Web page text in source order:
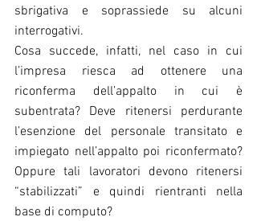
sbrigativa e soprassiede su alcuni
interrogativi.
Cosa succede, infatti, nel caso in cui
l’impresa riesca ad ottenere una
riconferma dell’appalto in cui è
subentrata? Deve ritenersi perdurante
l’esenzione del personale transitato e
impiegato nell’appalto poi riconfermato?
Oppure tali lavoratori devono ritenersi
“stabilizzati” e quindi rientranti nella
base di computo?